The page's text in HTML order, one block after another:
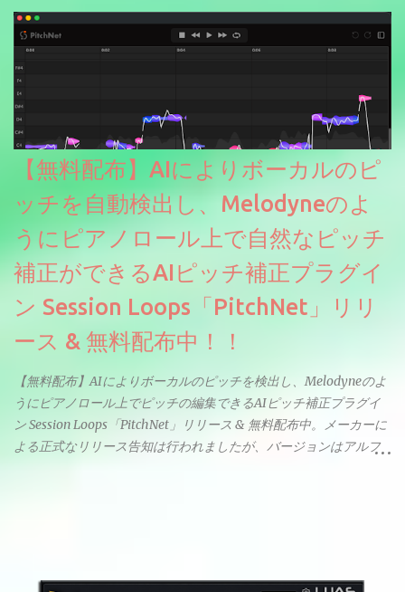
【無料配布】AIによりボーカルのピ
ッチを自動検出し、Melodyneのよ
うにピアノロール上で自然なピッチ
補正ができるAIピッチ補正プラグイ
ン Session Loops「PitchNet」リリ
ース & 無料配布中！！
【無料配布】AIによりボーカルのピッチを検出し、Melodyneのよ
うにピアノロール上でピッチの編集できるAIピッチ補正プラグイ
ン Session Loops「PitchNet」リリース & 無料配布中。メーカーに
よる正式なリリース告知は行われましたが、バージョンはアルフ
ソースを元に設計・改良した製品のようです。